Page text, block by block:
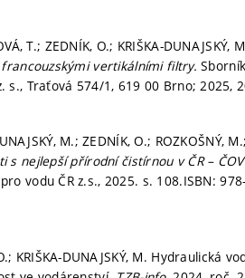
T.; ZEDNÍK, O.; KRIŠKA-DUNAJSKÝ,
vertikálními filtry.
s., Traťová 574/1, 619 00 Brno; 2025,
M.; ZEDNÍK, O.; ROZKOŠNÝ,
s nejlepší přírodní čistírnou v ČR –
vodu ČR z.s., 2025. s. 108.ISBN:
KRIŠKA-DUNAJSKÝ, M.